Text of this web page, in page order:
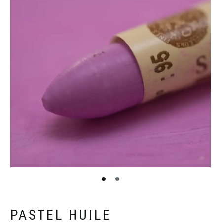
PASTEL HUILE